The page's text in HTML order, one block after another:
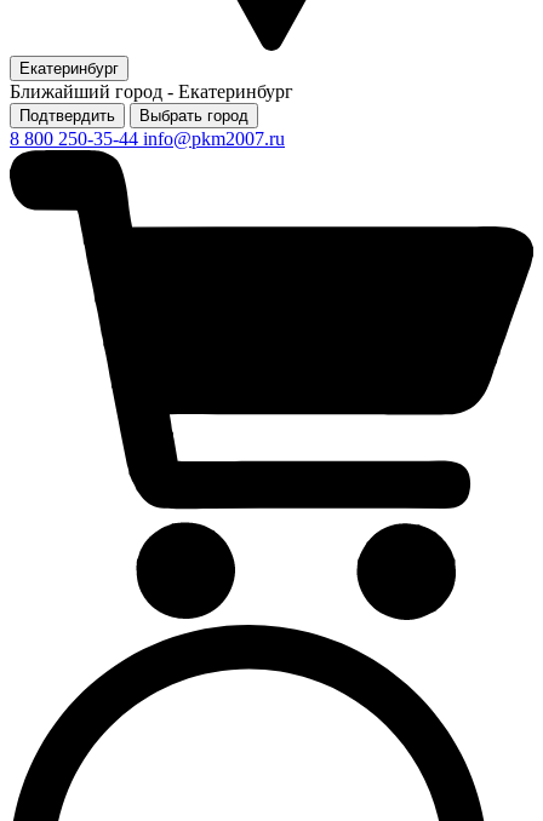
Екатеринбург
Ближайший город - Екатеринбург
Подтвердить Выбрать город
8 800 250-35-44 info@pkm2007.ru